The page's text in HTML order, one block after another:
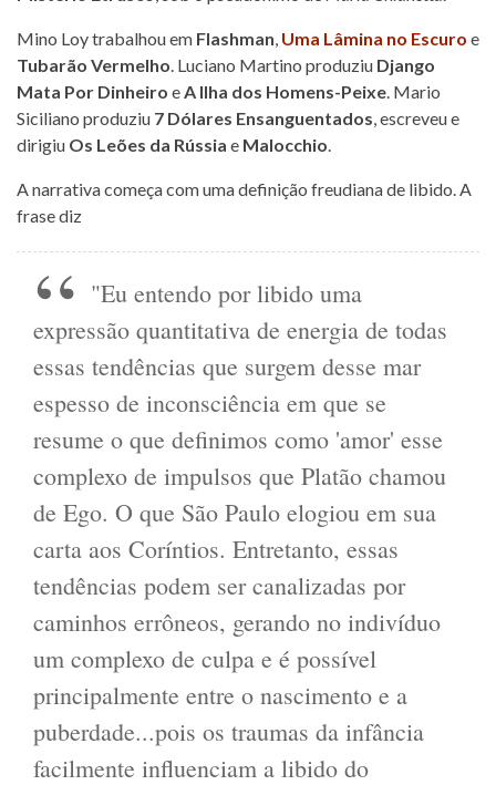
Mino Loy trabalhou em Flashman Uma Lâmina no Escuro e
Tubarão Vermelho . Luciano Martino produziu Django
Mata Por Dinheiro e A Ilha dos Homens-Peixe . Mario
Siciliano produziu 7 Dólares Ensanguentados , escreveu e
dirigiu Os Leões da Rússia e Malocchio
A narrativa começa com uma definição freudiana de libido. A
frase diz
"Eu entendo por libido uma
expressão quantitativa de energia de todas
essas tendências que surgem desse mar
espesso de inconsciência em que se
resume o que definimos como 'amor' esse
complexo de impulsos que Platão chamou
de Ego. O que São Paulo elogiou em sua
carta aos Coríntios. Entretanto, essas
tendências podem ser canalizadas por
caminhos errôneos, gerando no indivíduo
um complexo de culpa e é possível
principalmente entre o nascimento e a
puberdade...pois os traumas da infância
facilmente influenciam a libido do